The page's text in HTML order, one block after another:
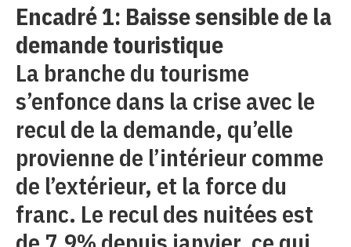
Encadré 1: Baisse sensible de la
demande touristique
La branche du tourisme
s’enfonce dans la crise avec le
recul de la demande, qu’elle
provienne de l’intérieur comme
de l’extérieur, et la force du
franc. Le recul des nuitées est